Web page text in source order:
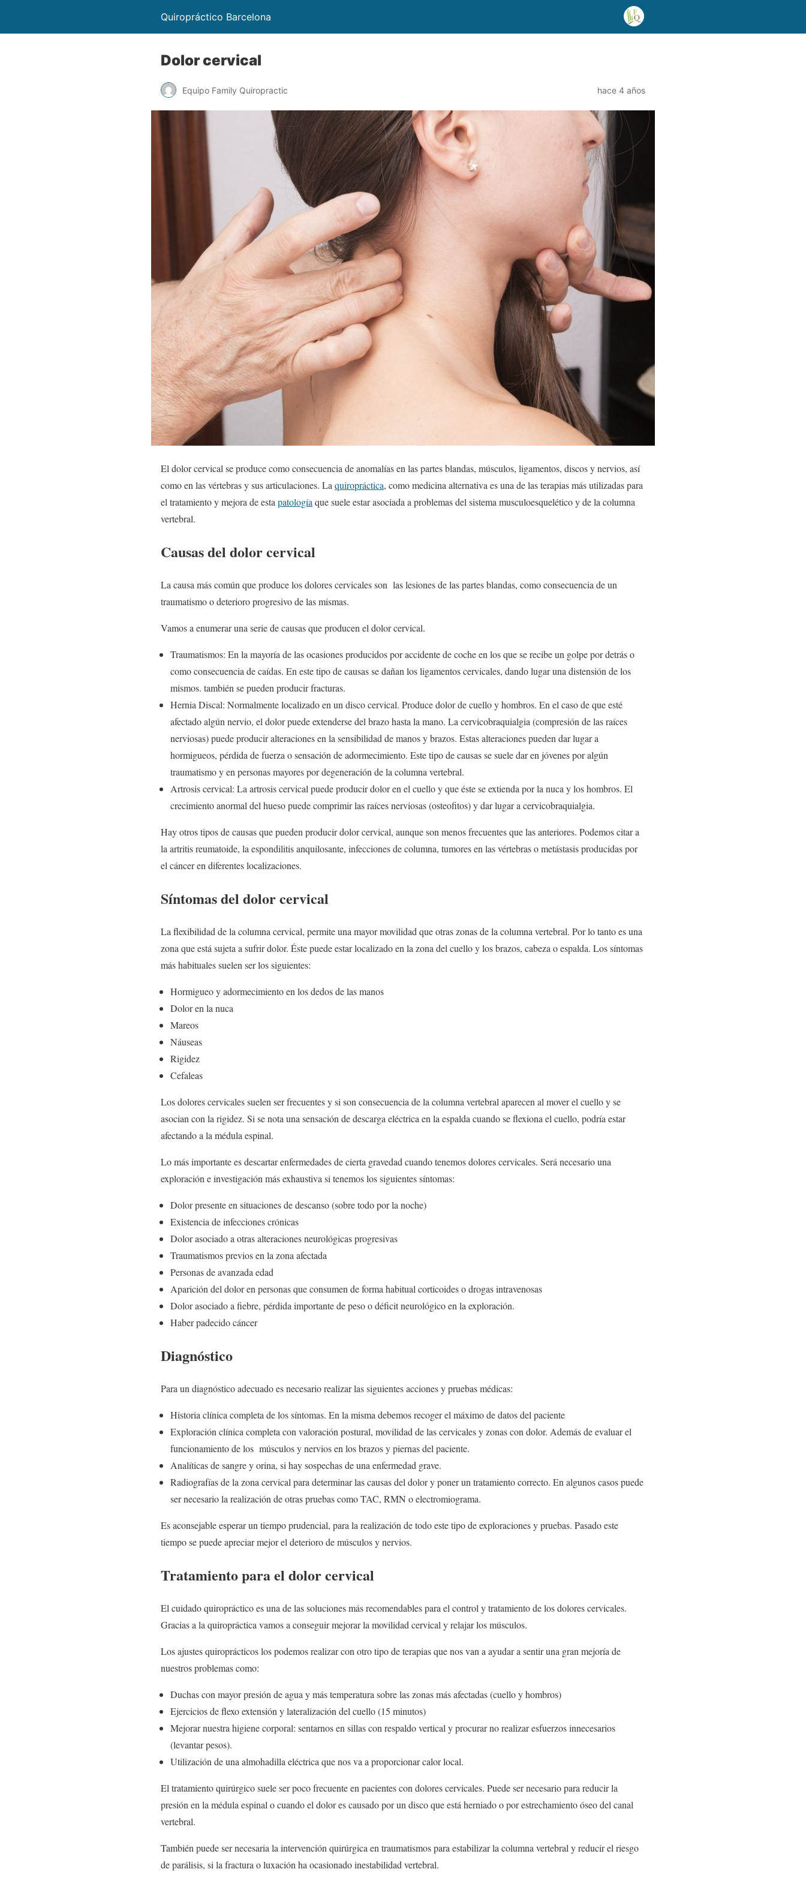
Quiropráctico Barcelona
Dolor cervical
Equipo Family Quiropractic hace 4 años
El dolor cervical se produce como consecuencia de anomalías en las partes blandas, músculos, ligamentos, discos y nervios, así
como en las vértebras y sus articulaciones. Laquiropráctica, como medicina alternativa es una de las terapias más utilizadas para
el tratamiento y mejora de estapatologíaque suele estar asociada a problemas del sistema musculoesquelético y de la columna
vertebral.
Causas del dolor cervical
La causa más común que produce los dolores cervicales son las lesiones de las partes blandas, como consecuencia de un
traumatismo o deterioro progresivo de las mismas.
Vamos a enumerar una serie de causas que producen el dolor cervical.
Traumatismos: En la mayoría de las ocasiones producidos por accidente de coche en los que se recibe un golpe por detrás o
como consecuencia de caídas. En este tipo de causas se dañan los ligamentos cervicales, dando lugar una distensión de los
mismos. también se pueden producir fracturas.
Hernia Discal: Normalmente localizado en un disco cervical. Produce dolor de cuello y hombros. En el caso de que esté
afectado algún nervio, el dolor puede extenderse del brazo hasta la mano. La cervicobraquialgia (compresión de las raíces
nerviosas) puede producir alteraciones en la sensibilidad de manos y brazos. Estas alteraciones pueden dar lugar a
hormigueos, pérdida de fuerza o sensación de adormecimiento. Este tipo de causas se suele dar en jóvenes por algún
traumatismo y en personas mayores por degeneración de la columna vertebral.
Artrosis cervical: La artrosis cervical puede producir dolor en el cuello y que éste se extienda por la nuca y los hombros. El
crecimiento anormal del hueso puede comprimir las raíces nerviosas (osteofitos) y dar lugar a cervicobraquialgia.
Hay otros tipos de causas que pueden producir dolor cervical, aunque son menos frecuentes que las anteriores. Podemos citar a
la artritis reumatoide, la espondilitis anquilosante, infecciones de columna, tumores en las vértebras o metástasis producidas por
el cáncer en diferentes localizaciones.
Síntomas del dolor cervical
La flexibilidad de la columna cervical, permite una mayor movilidad que otras zonas de la columna vertebral. Por lo tanto es una
zona que está sujeta a sufrir dolor. Éste puede estar localizado en la zona del cuello y los brazos, cabeza o espalda. Los síntomas
más habituales suelen ser los siguientes:
Hormigueo y adormecimiento en los dedos de las manos
Dolor en la nuca
Mareos
Náuseas
Rigidez
Cefaleas
Los dolores cervicales suelen ser frecuentes y si son consecuencia de la columna vertebral aparecen al mover el cuello y se
asocian con la rigidez. Si se nota una sensación de descarga eléctrica en la espalda cuando se flexiona el cuello, podría estar
afectando a la médula espinal.
Lo más importante es descartar enfermedades de cierta gravedad cuando tenemos dolores cervicales. Será necesario una
exploración e investigación más exhaustiva si tenemos los siguientes síntomas:
Dolor presente en situaciones de descanso (sobre todo por la noche)
Existencia de infecciones crónicas
Dolor asociado a otras alteraciones neurológicas progresivas
Traumatismos previos en la zona afectada
Personas de avanzada edad
Aparición del dolor en personas que consumen de forma habitual corticoides o drogas intravenosas
Dolor asociado a fiebre, pérdida importante de peso o déficit neurológico en la exploración.
Haber padecido cáncer
Diagnóstico
Para un diagnóstico adecuado es necesario realizar las siguientes acciones y pruebas médicas:
Historia clínica completa de los síntomas. En la misma debemos recoger el máximo de datos del paciente
Exploración clínica completa con valoración postural, movilidad de las cervicales y zonas con dolor. Además de evaluar el
funcionamiento de los músculos y nervios en los brazos y piernas del paciente.
Analíticas de sangre y orina, si hay sospechas de una enfermedad grave.
Radiografías de la zona cervical para determinar las causas del dolor y poner un tratamiento correcto. En algunos casos puede
ser necesario la realización de otras pruebas como TAC, RMN o electromiograma.
Es aconsejable esperar un tiempo prudencial, para la realización de todo este tipo de exploraciones y pruebas. Pasado este
tiempo se puede apreciar mejor el deterioro de músculos y nervios.
Tratamiento para el dolor cervical
El cuidado quiropráctico es una de las soluciones más recomendables para el control y tratamiento de los dolores cervicales.
Gracias a la quiropráctica vamos a conseguir mejorar la movilidad cervical y relajar los músculos.
Los ajustes quiroprácticos los podemos realizar con otro tipo de terapias que nos van a ayudar a sentir una gran mejoría de
nuestros problemas como:
Duchas con mayor presión de agua y más temperatura sobre las zonas más afectadas (cuello y hombros)
Ejercicios de flexo extensión y lateralización del cuello (15 minutos)
Mejorar nuestra higiene corporal: sentarnos en sillas con respaldo vertical y procurar no realizar esfuerzos innecesarios
(levantar pesos).
Utilización de una almohadilla eléctrica que nos va a proporcionar calor local.
El tratamiento quirúrgico suele ser poco frecuente en pacientes con dolores cervicales. Puede ser necesario para reducir la
presión en la médula espinal o cuando el dolor es causado por un disco que está herniado o por estrechamiento óseo del canal
vertebral.
También puede ser necesaria la intervención quirúrgica en traumatismos para estabilizar la columna vertebral y reducir el riesgo
de parálisis, si la fractura o luxación ha ocasionado inestabilidad vertebral.